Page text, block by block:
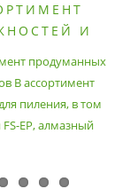
И
продуманных
В ассортимент
пиления, в том
EP, алмазный